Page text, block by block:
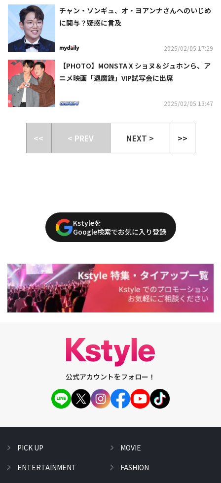
チャン・ソンギュ、オ・ヨアンナさんへのいじめ
に関与？疑惑に言及
2025/02/05 17:29
【PHOTO】MONSTA X ショヌ＆ジュホンら、ア
ニメ映画「退魔録」VIP試写会に出席
2025/02/05 13:47
<< < PREV NEXT > >>
Kstyleを
Google検索でお気に入り登録
公式アカウントをフォロー！
PICK UP
ENTERTAINMENT
MOVIE
FASHION